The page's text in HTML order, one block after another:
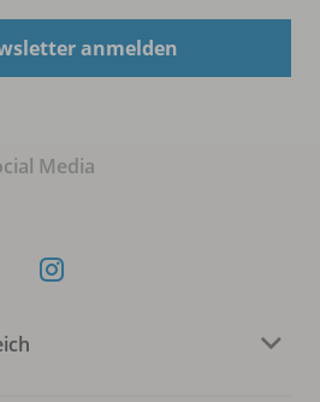
anmelden
Media